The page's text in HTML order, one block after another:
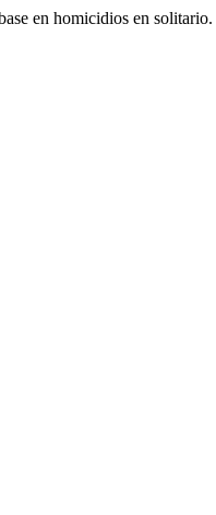
en homicidios en solitario.